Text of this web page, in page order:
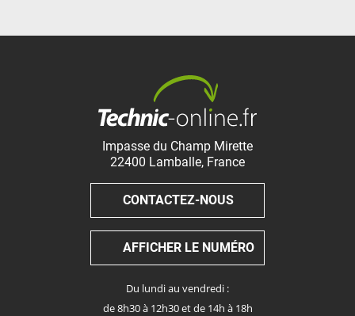
Impasse du Champ Mirette
22400 Lamballe, France
CONTACTEZ-NOUS
AFFICHER LE NUMÉRO
Du lundi au vendredi :
de 8h30 à 12h30 et de 14h à 18h